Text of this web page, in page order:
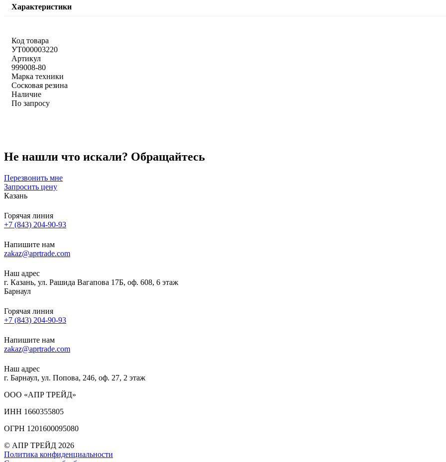
Характеристики
Код товара
УТ000003220
Артикул
999008-80
Марка техники
Сосковая резина
Наличие
По запросу
Не нашли что искали? Обращайтесь
Перезвонить мне
Запросить цену
Казань
Горячая линия
+7 (843) 204-90-93
Напишите нам
zakaz@aprtrade.com
Наш адрес
г. Казань, ул. Рашида Вагапова 17Б, оф. 608, 6 этаж
Барнаул
Горячая линия
+7 (843) 204-90-93
Напишите нам
zakaz@aprtrade.com
Наш адрес
г. Барнаул, ул. Попова, 246, оф. 27, 2 этаж
ООО «АПР ТРЕЙД»
ИНН 1660355805
ОГРН 1201600095080
© АПР ТРЕЙД 2026
Политика конфиденциальности